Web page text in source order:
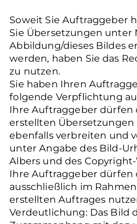
Soweit Sie Auftraggeber
Sie Übersetzungen unter
Abbildung/dieses Bildes
werden, haben Sie das
zu nutzen.
Sie haben Ihren
folgende Verpflichtung
Ihre Auftraggeber dürfen
erstellten
ebenfalls verbreiten und
unter Angabe des Bild-
Albers und des
Ihre Auftraggeber dürfen
ausschließlich im
erstellten Auftrages
Verdeutlichung: Das Bild